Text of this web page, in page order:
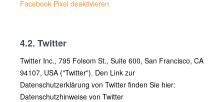
Facebook Pixel deaktivieren
4.2. Twitter
Twitter Inc., 795 Folsom St., Suite 600, San Francisco, CA
94107, USA ("Twitter"). Den Link zur
Datenschutzerklärung von Twitter finden Sie hier:
Datenschutzhinweise von Twitter